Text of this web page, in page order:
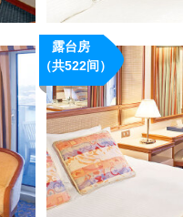
概况：
· 单人床2张，大床1张，独
梳妆台，吹风机，电话，电
柜，热水壶，冰箱
· 24小时客舱服务
露台房
（共522间）